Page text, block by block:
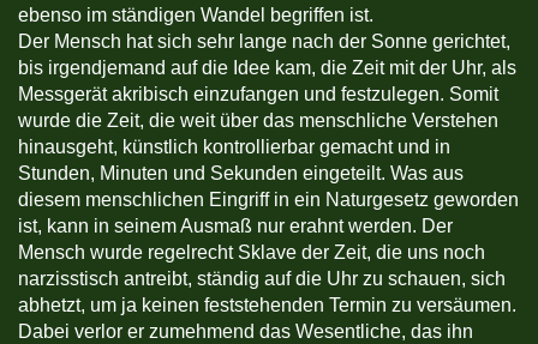
ebenso im ständigen Wandel begriffen ist.
Der Mensch hat sich sehr lange nach der Sonne gerichtet,
bis irgendjemand auf die Idee kam, die Zeit mit der Uhr, als
Messgerät akribisch einzufangen und festzulegen. Somit
wurde die Zeit, die weit über das menschliche Verstehen
hinausgeht, künstlich kontrollierbar gemacht und in
Stunden, Minuten und Sekunden eingeteilt. Was aus
diesem menschlichen Eingriff in ein Naturgesetz geworden
ist, kann in seinem Ausmaß nur erahnt werden. Der
Mensch wurde regelrecht Sklave der Zeit, die uns noch
narzisstisch antreibt, ständig auf die Uhr zu schauen, sich
abhetzt, um ja keinen feststehenden Termin zu versäumen.
Dabei verlor er zumehmend das Wesentliche, das ihn